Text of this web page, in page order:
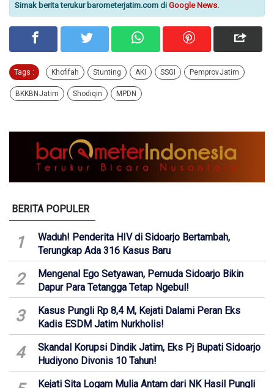
Simak berita terukur barometerjatim.com di Google News.
Tags : Khofifah Stunting AKI SSGI Pemprov Jatim
BKKBN Jatim Shodiqin MPDN
BERITA POPULER
1
Waduh! Penderita HIV di Sidoarjo Bertambah,
Terungkap Ada 316 Kasus Baru
2
Mengenal Ego Setyawan, Pemuda Sidoarjo Bikin
Dapur Para Tetangga Tetap Ngebul!
3
Kasus Pungli Rp 8,4 M, Kejati Dalami Peran Eks
Kadis ESDM Jatim Nurkholis!
4
Skandal Korupsi Dindik Jatim, Eks Pj Bupati Sidoarjo
Hudiyono Divonis 10 Tahun!
Kejati Sita Logam Mulia Antam dari NK Hasil Pungli